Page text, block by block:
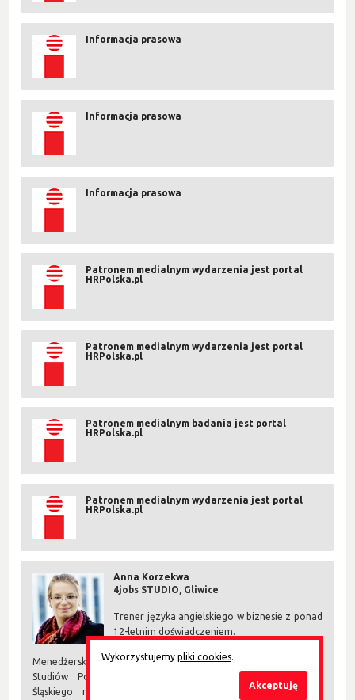
Informacja prasowa
Informacja prasowa
Informacja prasowa
Patronem medialnym wydarzenia jest portal
HRPolska.pl
Patronem medialnym wydarzenia jest portal
HRPolska.pl
Patronem medialnym badania jest portal
HRPolska.pl
Patronem medialnym wydarzenia jest portal
HRPolska.pl
Anna Korzekwa
4jobs STUDIO, Gliwice
Trener języka angielskiego w biznesie z ponad
12-letnim doświadczeniem.
Menedżerskich SGH opartych na strukturze MBA, a także
Studiów Podyplomowych Szkoły Zarządzania Uniwersytetu
Śląskiego na kierunku Zarządzanie Zasobami Ludzkimi .
Wykorzystujemy pliki cookies.
Akceptuję